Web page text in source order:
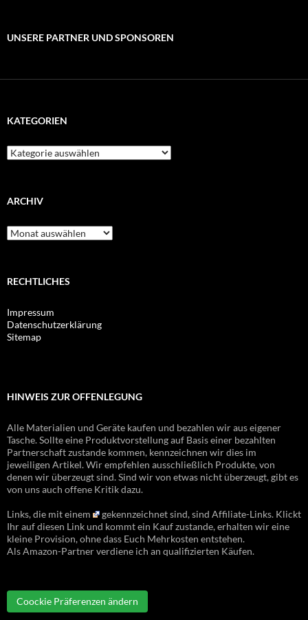
UNSERE PARTNER UND SPONSOREN
KATEGORIEN
Kategorien
ARCHIV
Archiv
RECHTLICHES
Impressum
Datenschutzerklärung
Sitemap
HINWEIS ZUR OFFENLEGUNG
Alle Materialien und Geräte kaufen und bezahlen wir aus eigener
Tasche. Sollte eine Produktvorstellung auf Basis einer bezahlten
Partnerschaft zustande kommen, kennzeichnen wir dies im
jeweiligen Artikel. Wir empfehlen ausschließlich Produkte, von
denen wir überzeugt sind. Sind wir von etwas nicht überzeugt, gibt es
von uns auch offene Kritik dazu.
Links, die mit einem
gekennzeichnet sind, sind Affiliate-Links. Klickt
Ihr auf diesen Link und kommt ein Kauf zustande, erhalten wir eine
kleine Provision, ohne dass Euch Mehrkosten entstehen.
Als Amazon-Partner verdiene ich an qualifizierten Käufen.
Coockie Präferenzen ändern